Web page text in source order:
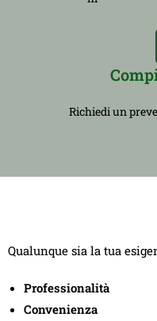
Richiedi un
Qualunque sia la tua
Professionalità
Convenienza